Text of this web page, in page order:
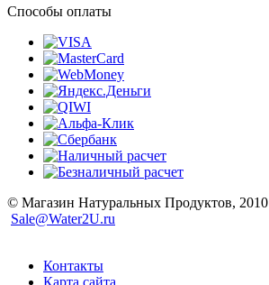
Способы оплаты
© Магазин Натуральных Продуктов, 2010
Sale@Water2U.ru
Контакты